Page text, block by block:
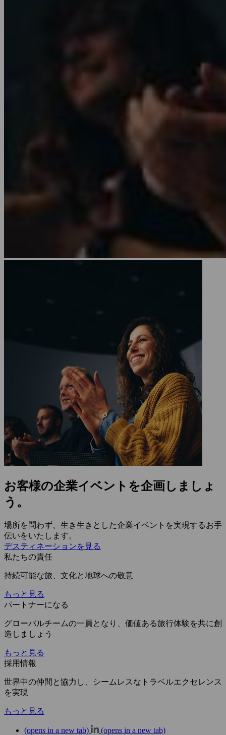
お客様の企業イベントを企画しましょ
う。
場所を問わず、生き生きとした企業イベントを実現するお手
伝いをいたします。
デスティネーションを見る
私たちの責任
持続可能な旅、文化と地球への敬意
もっと見る
パートナーになる
グローバルチームの一員となり、価値ある旅行体験を共に創
造しましょう
もっと見る
採用情報
世界中の仲間と協力し、シームレスなトラベルエクセレンス
を実現
もっと見る
(opens in a new tab)
(opens in a new tab)